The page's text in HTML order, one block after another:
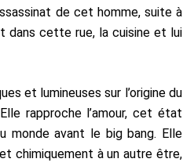
de cet homme, suite à
dans cette rue, la cuisine et lui
et lumineuses sur l’origine du
rapproche l’amour, cet état
monde avant le big bang. Elle
chimiquement à un autre être,